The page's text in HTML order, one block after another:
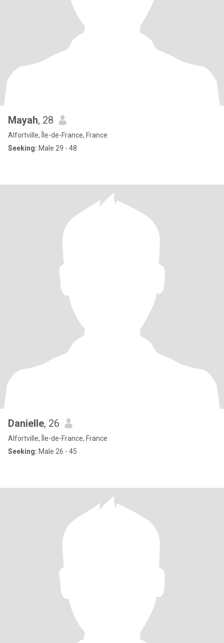
Mayah, 28
Alfortville, Île-de-France, France
Seeking: Male 29 - 48
Danielle, 26
Alfortville, Île-de-France, France
Seeking: Male 26 - 45